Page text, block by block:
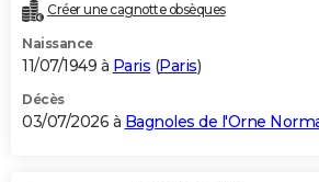
Destinations
City break
Voyage nature
Voyage de noces
Forum
Climat
+PHOTO
GUIDES D'ACHAT
BONS PLANS
Créer une cagnotte obsèques
Naissance
11/07/1949 à Paris (Paris)
Décès
03/07/2026 à Bagnoles de l'Orne